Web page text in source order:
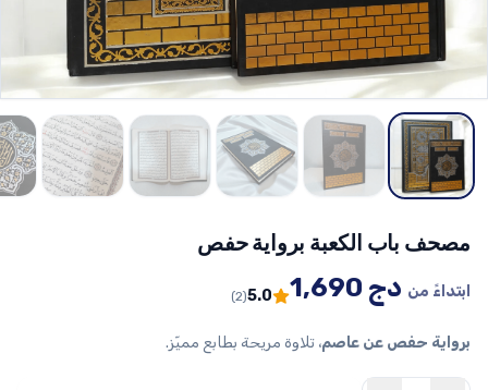
مصحف باب الكعبة برواية حفص
ابتداءً من 1,690 دج 5.0
(2)
برواية حفص عن عاصم، تلاوة مريحة بطابع مميّز.